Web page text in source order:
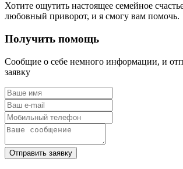
Хотите ощутить настоящее семейное
любовный приворот, и я смогу вам помочь.
Получить помощь
Сообщие о себе немного информации, и
заявку
Отправить заявку